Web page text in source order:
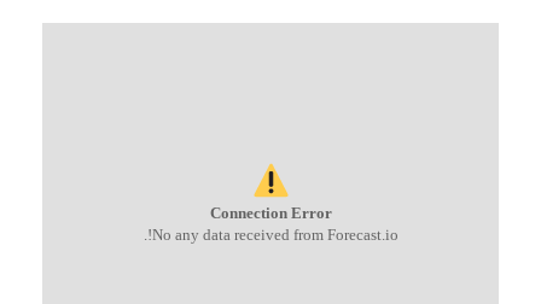
Connection Error
No any data received from Forecast.io!.